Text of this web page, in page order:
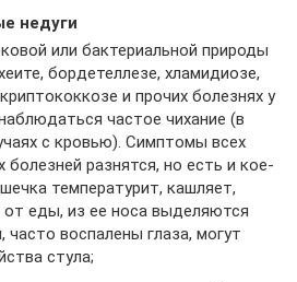
недуги
или бактериальной природы
бордетеллезе, хламидиозе,
и прочих болезнях у
частое чихание (в
с кровью). Симптомы всех
болезней разнятся, но есть и кое-
температурит, кашляет,
от еды, из ее носа выделяются
часто воспалены глаза, могут
стула;